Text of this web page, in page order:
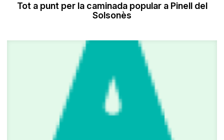
Tot a punt per la caminada popular a Pinell del
Solsonès